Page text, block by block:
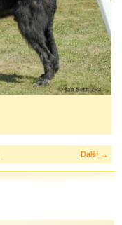
Další →